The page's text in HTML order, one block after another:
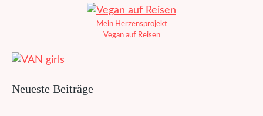
Mein Herzensprojekt
Vegan auf Reisen
Neueste Beiträge